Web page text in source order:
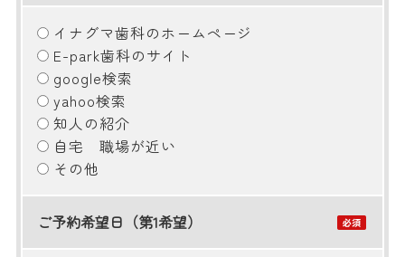
イナグマ歯科のホームページ
E-park歯科のサイト
google検索
yahoo検索
知人の紹介
自宅 職場が近い
その他
ご予約希望日（第1希望）